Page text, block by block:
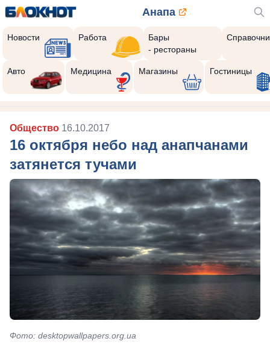
Анапа
Новости Работа
Бары
- рестораны
Авто Медицина Магазины Гостиницы
Общество 16.10.2017
16 октября небо над анапчанами
затянется тучами
Фото: desktopwallpapers.org.ua